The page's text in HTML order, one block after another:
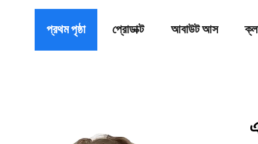
প্রথম পৃষ্ঠা প্রোডাক্ট আবাউট আস